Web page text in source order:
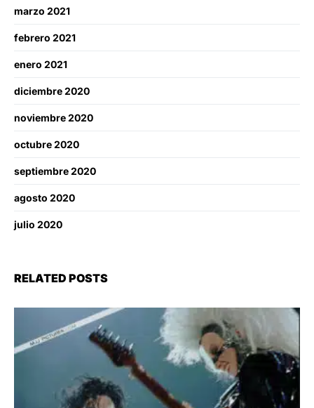
marzo 2021
febrero 2021
enero 2021
diciembre 2020
noviembre 2020
octubre 2020
septiembre 2020
agosto 2020
julio 2020
RELATED POSTS